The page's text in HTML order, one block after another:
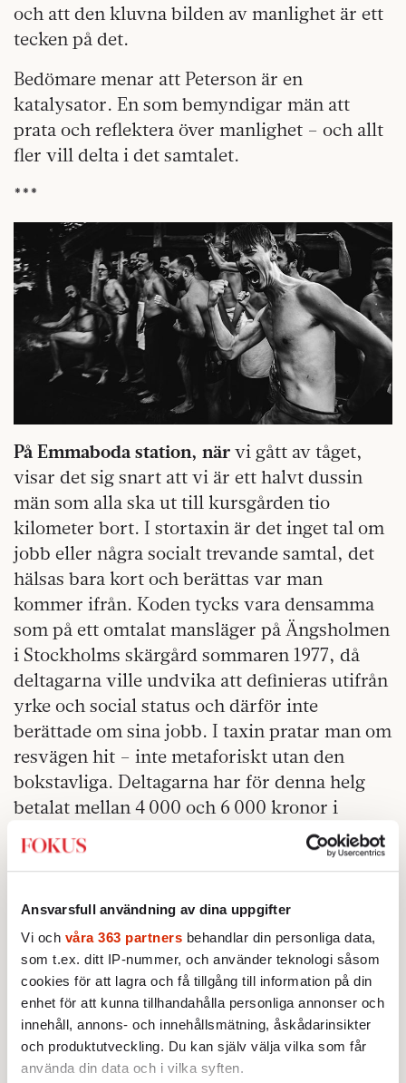
Ansvarsfull användning av dina uppgifter
Vi och våra 363 partners behandlar din personliga data,
som t.ex. ditt IP-nummer, och använder teknologi såsom
cookies för att lagra och få tillgång till information på din
enhet för att kunna tillhandahålla personliga annonser och
innehåll, annons- och innehållsmätning, åskådarinsikter
och produktutveckling. Du kan själv välja vilka som får
använda din data och i vilka syften.
och att den kluvna bilden av manlighet är ett
tecken på det.
Bedömare menar att Peterson är en
katalysator. En som bemyndigar män att
prata och reflektera över manlighet – och allt
fler vill delta i det samtalet.
***
På Emmaboda station, när vi gått av tåget,
visar det sig snart att vi är ett halvt dussin
män som alla ska ut till kursgården tio
kilometer bort. I stortaxin är det inget tal om
jobb eller några socialt trevande samtal, det
hälsas bara kort och berättas var man
kommer ifrån. Koden tycks vara densamma
som på ett omtalat mansläger på Ängsholmen
i Stockholms skärgård sommaren 1977, då
deltagarna ville undvika att definieras utifrån
yrke och social status och därför inte
berättade om sina jobb. I taxin pratar man om
resvägen hit – inte metaforiskt utan den
bokstavliga. Deltagarna har för denna helg
betalat mellan 4 000 och 6 000 kronor i
lägeravgift beroende på boendeform, och då
tillkommer resekostnader.
är från New York och ska efter helgen vidare
på en Europaresa. Han är långhårig, klädd i
rutig kavajväst, vinröda lågskor – en klassisk
påfågel, enligt raggningsbibeln »Spelet« av
Neil Strauss, som för drygt tio år sedan hade
en rejäl påverkan på dejtningkulturen i USA
och Europa.